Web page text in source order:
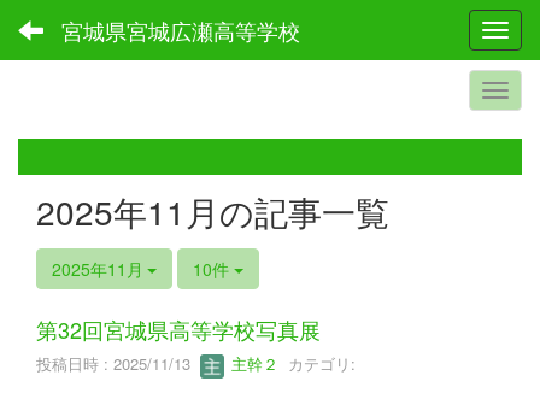
宮城県宮城広瀬高等学校
2025年11月の記事一覧
2025年11月 10件
第32回宮城県高等学校写真展
投稿日時 : 2025/11/13 主幹２ カテゴリ: